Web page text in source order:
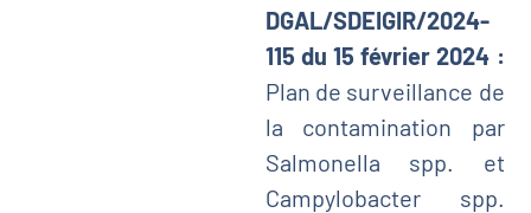
DGAL/SDEIGIR/2024-
115 du 15 février 2024 :
Plan de surveillance de
la contamination par
Salmonella spp. et
Campylobacter spp.